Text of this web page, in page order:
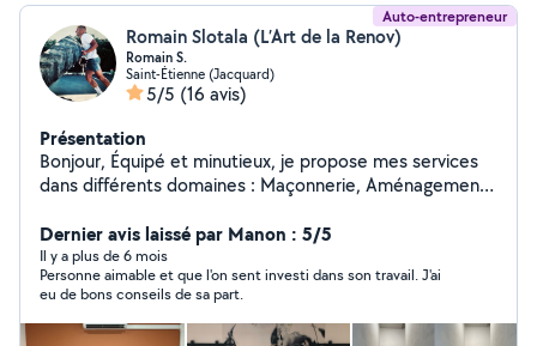
Auto-entrepreneur
Romain Slotala (L’Art de la Renov)
Romain S.
Saint-Étienne (Jacquard)
5/5 (16 avis)
Présentation
Bonjour, Équipé et minutieux, je propose mes services
dans différents domaines : Maçonnerie, Aménagements
les jours ️
Dernier avis laissé par Manon : 5/5
Il y a plus de 6 mois
Personne aimable et que l'on sent investi dans son travail. J'ai
eu de bons conseils de sa part.